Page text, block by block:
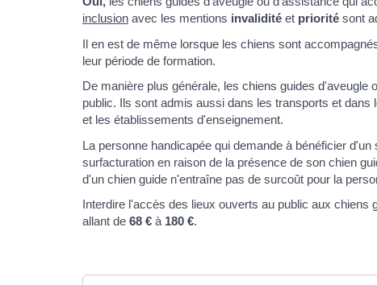
inclusion avec les mentions invalidité et priorité sont
Il en est de même lorsque les chiens sont
leur période de formation.
De manière plus générale, les chiens guides
public. Ils sont admis aussi dans les transports et
et les établissements d'enseignement.
La personne handicapée qui demande à bénéficier
surfacturation en raison de la présence de son chien
d'un chien guide n'entraîne pas de surcoût pour la
Interdire l'accès des lieux ouverts au public aux
allant de 68 € à 180 €.